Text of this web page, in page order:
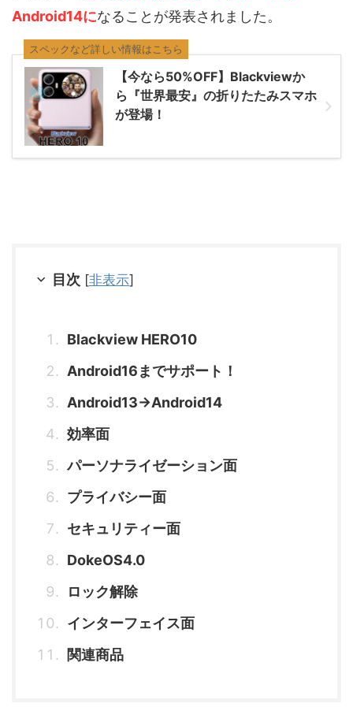
Android14になることが発表されました。
【今なら50%OFF】Blackviewか
ら『世界最安』の折りたたみスマホ
が登場！
スペックなど詳しい情報はこちら
目次 [非表示]
Blackview HERO10
Android16までサポート！
Android13→Android14
効率面
パーソナライゼーション面
プライバシー面
セキュリティー面
DokeOS4.0
ロック解除
インターフェイス面
関連商品